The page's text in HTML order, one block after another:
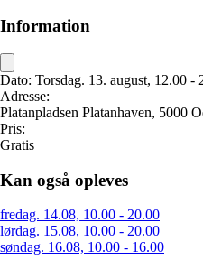
Information
Dato: Torsdag. 13. august, 12.00 -
Adresse:
Platanpladsen Platanhaven, 5000
Pris:
Gratis
Kan også opleves
fredag. 14.08, 10.00 - 20.00
lørdag. 15.08, 10.00 - 20.00
søndag. 16.08, 10.00 - 16.00